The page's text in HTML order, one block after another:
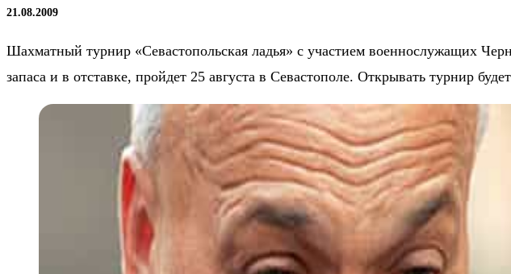
21.08.2009
Шахматный турнир «Севастопольская ладья» с участием военнослужащих
запаса и в отставке, пройдет 25 августа в Севастополе. Открывать турнир